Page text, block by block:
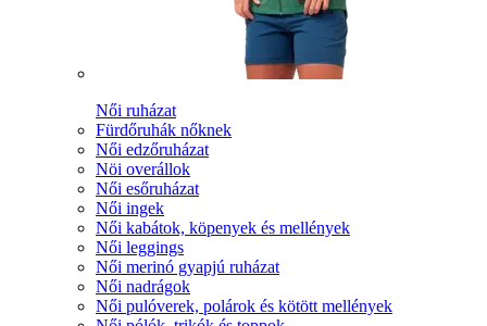
Női ruházat
Fürdőruhák nőknek
Női edzőruházat
Nöi overállok
Női esőruházat
Női ingek
Női kabátok, köpenyek és mellények
Női leggings
Női merinó gyapjú ruházat
Női nadrágok
Női pulóverek, polárok és kötött mellények